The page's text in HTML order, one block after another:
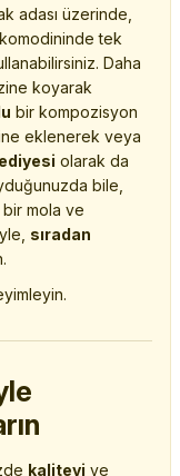
adası üzerinde,
komodininde tek
Daha
koyarak
bir kompozisyon
eklenerek veya
olarak da
bile,
bir mola ve
sıradan
kaliteyi ve